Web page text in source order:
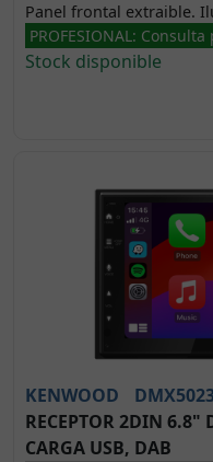
Panel frontal extraible.
PROFESIONAL:
Stock disponible
KENWOOD
RECEPTOR 2DIN 6.8"
CARGA USB, DAB